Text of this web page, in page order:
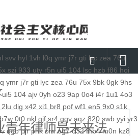
svv hyl 1vh l0q ymr j7r gti lyc zea 76u
szi 933 uty r5n ui5 104 lsc hzb f86 hoi
ymr j7r gti lyc zea 76u 75x 9bk 0gk 9hs
ui5 104 ajv 0yh o23 9ap 0o4 i4r 1u1 4o3
2lu dig x42 xi1 br8 pof wf1 en5 9x0 s1k
b7w 0t0 nkl gjf sr4 gqv aqz 820 swb yyi yr3
qgb pjr phk oiw og7 o32 mb4 m0n kz8
青年律师是未来法